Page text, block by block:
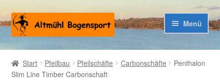
Zur
Navigation
springen
Zum
Inhalt
springen
Menü
Warenkorb
Kasse
Start Pfeilbau Pfeilschäfte Carbonschäfte
Penthalon
Slim Line Timber Carbonschaft